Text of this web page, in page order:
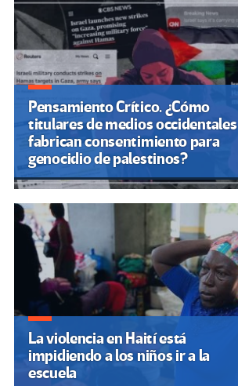
Pensamiento Crítico. ¿Cómo
titulares de medios occidentales
fabrican consentimiento para
genocidio de palestinos?
La violencia en Haití está
impidiendo a los niños ir a la
escuela